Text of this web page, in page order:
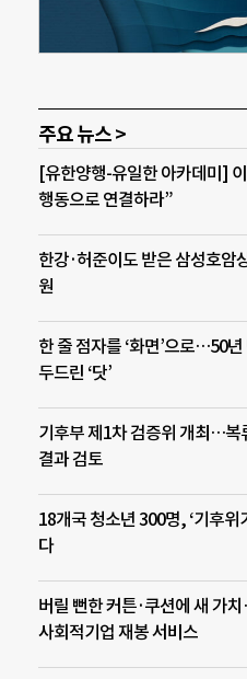
주요 뉴스 >
[유한양행-유일한 아카데미]
행동으로 연결하라”
한강·허준이도 받은 삼성호암
원
한 줄 점자를 ‘화면’으로…50
두드린 ‘닷’
기후부 제1차 검증위 개최…복
결과 검토
18개국 청소년 300명, ‘기후위
다
버릴 뻔한 커튼·쿠션에 새 가
사회적기업 재봉 서비스